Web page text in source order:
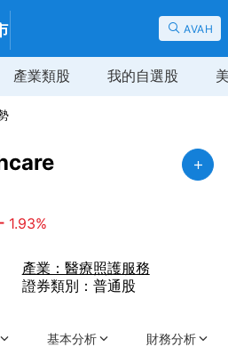
AVAH
產業類股 我的自選股
1.93%
產業：醫療照護服務
證券類別：普通股
基本分析 財務分析